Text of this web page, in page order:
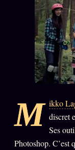
L'ORACLE Z/S
Chat
Oracle z/S
Oracle
Oracle
M ikko
discret
Ses
Photoshop. C’est